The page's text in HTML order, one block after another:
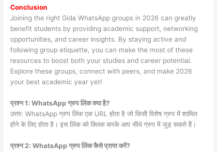
Conclusion
Joining the right Gida WhatsApp groups in 2026 can greatly
benefit students by providing academic support, networking
opportunities, and career insights. By staying active and
following group etiquette, you can make the most of these
resources to boost both your studies and career potential.
Explore these groups, connect with peers, and make 2026
your best academic year yet!
प्रश्न 1: WhatsApp ग्रुप लिंक क्या है?
उत्तर: WhatsApp ग्रुप लिंक एक URL होता है जो किसी विशेष ग्रुप में शामिल
होने के लिए होता है। इस लिंक को क्लिक करके आप सीधे ग्रुप में जुड़ सकते हैं।
प्रश्न 2: WhatsApp ग्रुप लिंक कैसे प्राप्त करें?